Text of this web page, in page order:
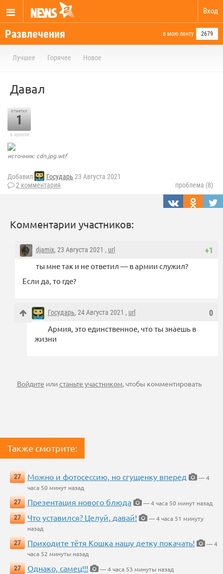
Вход
Развлечения в мою ленту 2679
Лучшее Горячее Новое
Давал
отметил
1
в архиве
источник: cdn.jpg.wtf
Добавил Государь 23 Августа 2021
2 комментария
проблема (8)
Комментарии участников:
+1
djamix, 23 Августа 2021 , url
ты мне так и не ответил — в армии служил?
Если да, то где?
0
Государь, 24 Августа 2021 , url
Армия, это единственное, что ты знаешь в
жизни
Войдите илистаньте участником, чтобы комментировать
Также смотрите:
27 Можно и фотосессию, но сгущенку вперед
— 4
часа 50 минут назад
27
Презентация нового блюда
— 4 часа 50 минут назад
27
Что уставился? Целуй, давай!
— 4 часа 51 минуту
назад
27
Приходите тётя Кошка нашу детку покачать!
— 4
часа 52 минуты назад
27
Однако, самец!!!
— 4 часа 53 минуты назад